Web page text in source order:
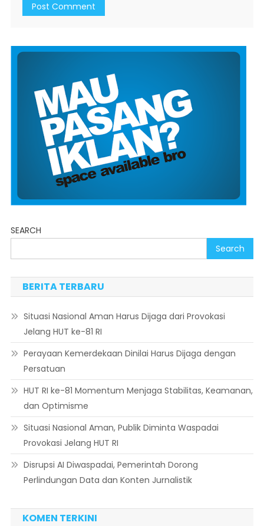
SEARCH
Search
BERITA TERBARU
Situasi Nasional Aman Harus Dijaga dari Provokasi
Jelang HUT ke-81 RI
Perayaan Kemerdekaan Dinilai Harus Dijaga dengan
Persatuan
HUT RI ke-81 Momentum Menjaga Stabilitas, Keamanan,
dan Optimisme
Situasi Nasional Aman, Publik Diminta Waspadai
Provokasi Jelang HUT RI
Disrupsi AI Diwaspadai, Pemerintah Dorong
Perlindungan Data dan Konten Jurnalistik
KOMEN TERKINI